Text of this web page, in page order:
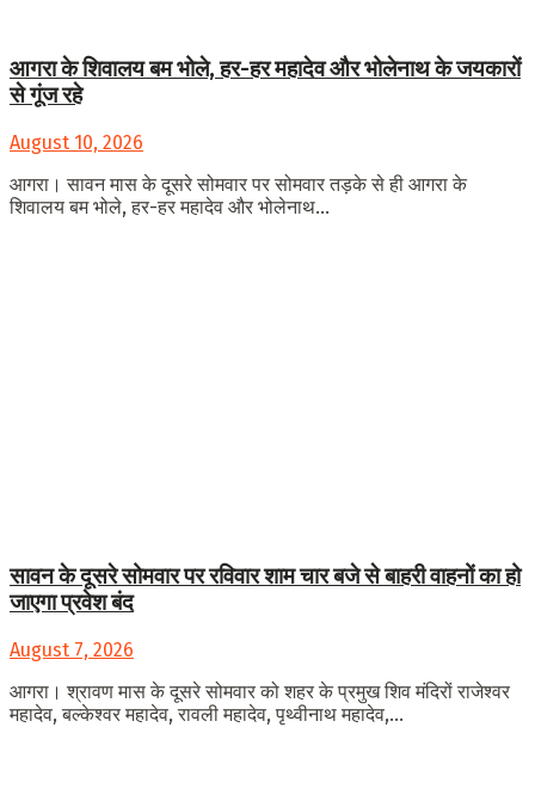
आगरा के शिवालय बम भोले, हर-हर महादेव और भोलेनाथ के जयकारों
से गूंज रहे
August 10, 2026
आगरा। सावन मास के दूसरे सोमवार पर सोमवार तड़के से ही आगरा के
शिवालय बम भोले, हर-हर महादेव और भोलेनाथ...
सावन के दूसरे सोमवार पर रविवार शाम चार बजे से बाहरी वाहनों का हो
जाएगा प्रवेश बंद
August 7, 2026
आगरा। श्रावण मास के दूसरे सोमवार को शहर के प्रमुख शिव मंदिरों राजेश्वर
महादेव, बल्केश्वर महादेव, रावली महादेव, पृथ्वीनाथ महादेव,...